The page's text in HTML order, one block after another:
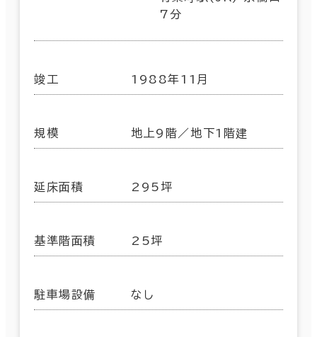
7分
竣工 1988年11月
規模 地上9階／地下1階建
延床面積 295坪
基準階面積 25坪
駐車場設備 なし